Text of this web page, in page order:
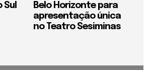
Belo Horizonte para
apresentação única
no Teatro Sesiminas